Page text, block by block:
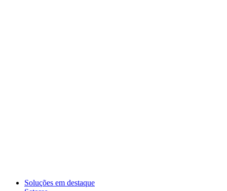
Soluções em destaque